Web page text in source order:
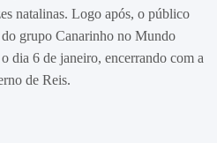
natalinas. Logo após, o público
do grupo Canarinho no Mundo
dia 6 de janeiro, encerrando com a
de Reis.